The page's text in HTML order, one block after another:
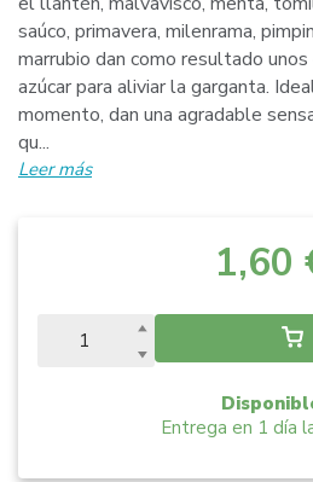
saúco, primavera, milenrama,
marrubio dan como resultado
azúcar para aliviar la garganta.
momento, dan una agradable
qu...
Leer más
1,60
Entrega en 1 día